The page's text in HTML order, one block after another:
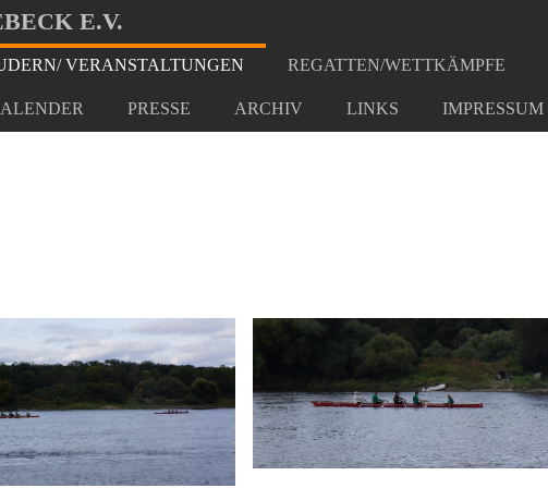
E.V.
VERANSTALTUNGEN REGATTEN/WETTKÄMPFE
PRESSE ARCHIV LINKS IMPRESSUM